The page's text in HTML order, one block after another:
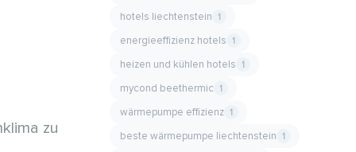
zu
hotels liechtenstein 1
energieeffizienz hotels 1
heizen und kühlen hotels 1
mycond beethermic 1
wärmepumpe effizienz 1
beste wärmepumpe liechtenstein 1